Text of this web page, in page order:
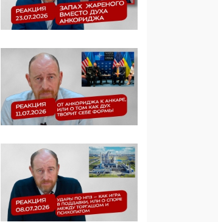
5G за счет здоровья
граждан: Минцифры
намерено отобрать у
регионов и
муниципалитетов право
защищать жилые дома
и социальные объекты
от ЭМИ
05:58, 26 Мая 2026
Роскомнадзор
освободили от борца с
деструктивным и
опасным контентом
07:39, 25 Мая 2026